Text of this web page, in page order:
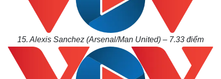
Infographic
15. Alexis Sanchez (Arsenal/Man United) – 7.33 điểm